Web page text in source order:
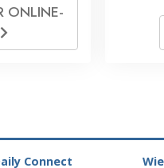
ONLINE­
Connect